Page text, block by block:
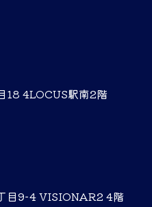
18 4LOCUS駅南2階
目9−4 VISIONAR2 4階